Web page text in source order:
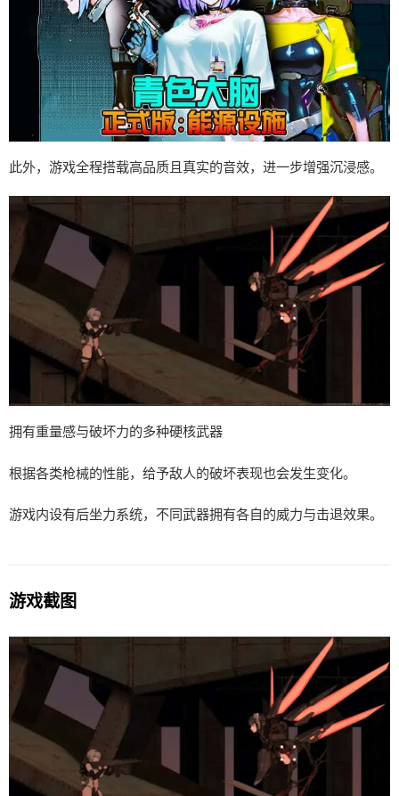
此外，游戏全程搭载高品质且真实的音效，进一步增强沉浸感。
拥有重量感与破坏力的多种硬核武器
根据各类枪械的性能，给予敌人的破坏表现也会发生变化。
游戏内设有后坐力系统，不同武器拥有各自的威力与击退效果。
游戏截图